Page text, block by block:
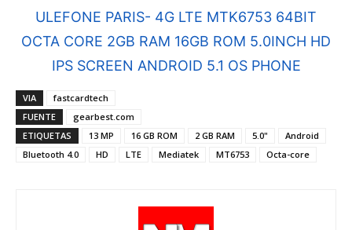
ULEFONE PARIS- 4G LTE MTK6753 64BIT
OCTA CORE 2GB RAM 16GB ROM 5.0INCH HD
IPS SCREEN ANDROID 5.1 OS PHONE
VIA
fastcardtech
FUENTE
gearbest.com
ETIQUETAS
13 MP 16 GB ROM 2 GB RAM 5.0"
Android
Bluetooth 4.0
HD LTE Mediatek MT6753 Octa-core